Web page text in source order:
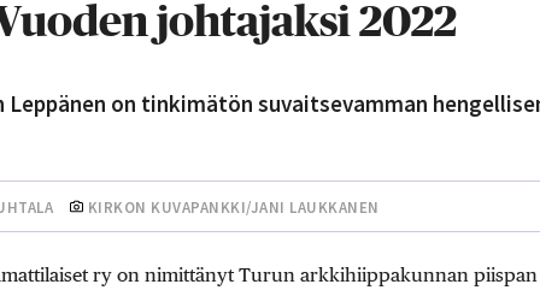
johtajaksi 2022
Leppänen on tinkimätön suvaitsevamman
KIRKON KUVAPANKKI/JANI LAUKKANEN
ry on nimittänyt Turun arkkihiippakunnan